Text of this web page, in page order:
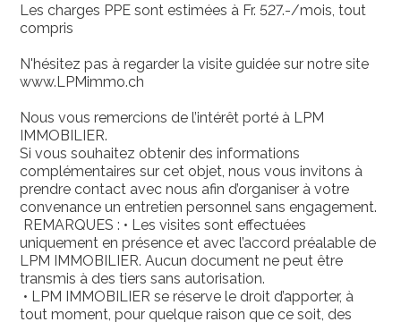
Les charges PPE sont estimées à Fr. 527.-/mois, tout
compris
N'hésitez pas à regarder la visite guidée sur notre site
www.LPMimmo.ch
Nous vous remercions de l’intérêt porté à LPM
IMMOBILIER.
Si vous souhaitez obtenir des informations
complémentaires sur cet objet, nous vous invitons à
prendre contact avec nous afin d’organiser à votre
convenance un entretien personnel sans engagement.
REMARQUES : • Les visites sont effectuées
uniquement en présence et avec l’accord préalable de
LPM IMMOBILIER. Aucun document ne peut être
transmis à des tiers sans autorisation.
• LPM IMMOBILIER se réserve le droit d’apporter, à
tout moment, pour quelque raison que ce soit, des